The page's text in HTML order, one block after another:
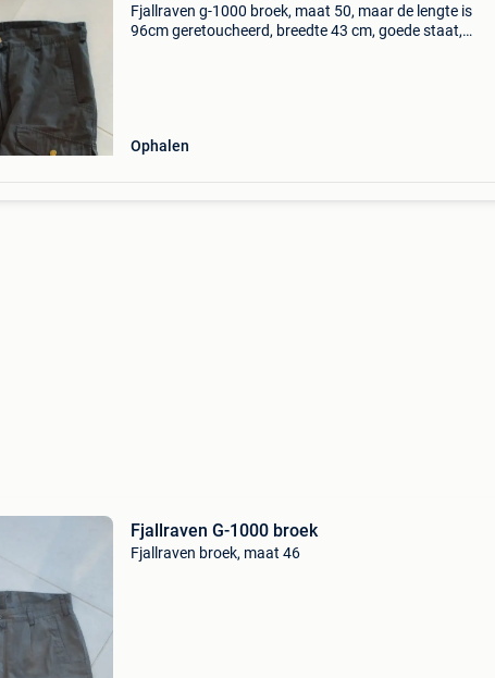
Fjallraven g-1000 broek, maat 50, maar de lengte is
96cm geretoucheerd, breedte 43 cm, goede staat,
Ophalen
Fjallraven G-1000 broek
Fjallraven broek, maat 46